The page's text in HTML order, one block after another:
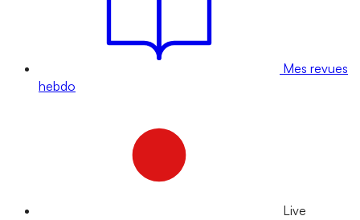
Mes revues
hebdo
Live